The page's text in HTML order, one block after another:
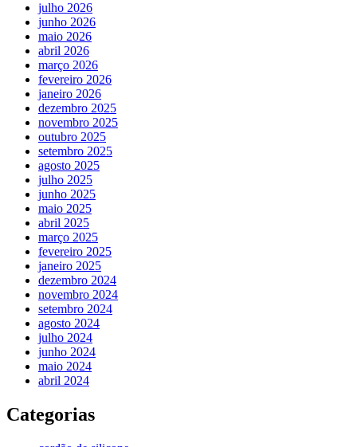
julho 2026
junho 2026
maio 2026
abril 2026
março 2026
fevereiro 2026
janeiro 2026
dezembro 2025
novembro 2025
outubro 2025
setembro 2025
agosto 2025
julho 2025
junho 2025
maio 2025
abril 2025
março 2025
fevereiro 2025
janeiro 2025
dezembro 2024
novembro 2024
setembro 2024
agosto 2024
julho 2024
junho 2024
maio 2024
abril 2024
Categorias